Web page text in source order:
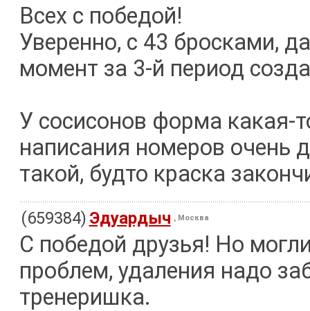
Всех с победой!
Уверенно, с 43 бросками,
момент за 3-й период
У сосисонов форма какая-
написания номеров очень
такой, будто краска
(659384) Эдуардыч , Москва
С победой друзья! Но
проблем, удаления надо
тренеришка.